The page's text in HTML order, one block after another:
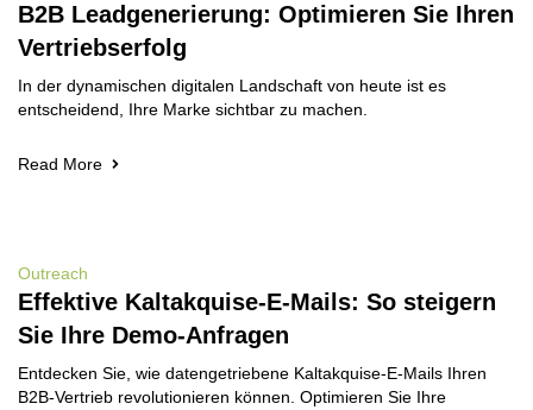
B2B Leadgenerierung: Optimieren Sie Ihren
Vertriebserfolg
In der dynamischen digitalen Landschaft von heute ist es
entscheidend, Ihre Marke sichtbar zu machen.
Read More
Outreach
Effektive Kaltakquise-E-Mails: So steigern
Sie Ihre Demo-Anfragen
Entdecken Sie, wie datengetriebene Kaltakquise-E-Mails Ihren
B2B-Vertrieb revolutionieren können. Optimieren Sie Ihre